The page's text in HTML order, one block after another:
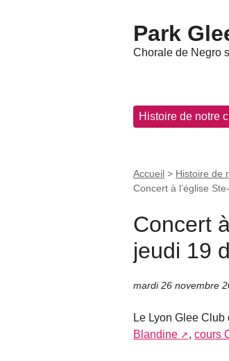
Park
Chorale de Negro
Histoire de notre
Accueil > Histoire de
Concert à l’église
Concert
jeudi 19
mardi 26 novembre
Le Lyon Glee
Blandine
, cours